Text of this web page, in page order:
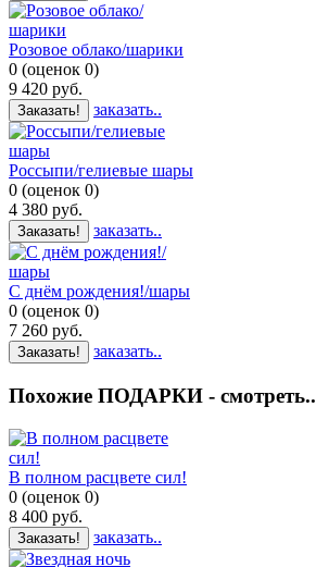
Розовое облако/шарики
0 (оценок 0)
9 420 руб.
Заказать! заказать..
Россыпи/гелиевые шары
0 (оценок 0)
4 380 руб.
Заказать! заказать..
С днём рождения!/шары
0 (оценок 0)
7 260 руб.
Заказать! заказать..
Похожие ПОДАРКИ - смотреть..
В полном расцвете сил!
0 (оценок 0)
8 400 руб.
Заказать! заказать..